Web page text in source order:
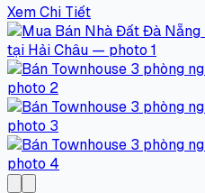
Xem Chi Tiết